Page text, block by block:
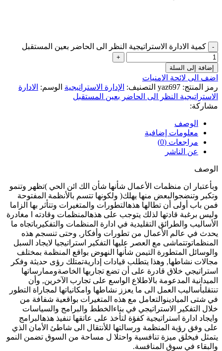
كمية الادارة الاستراتيجية النظر الى الحاضر بعين المستقبل
إضافة إلى السلة
اضف الى لائحة الامنيات
رمز المنتج: yaz697 التصنيف: الإدارة الاستراتيجية الوسم: الادارة
الاستراتيجية النظر الى الحاضر بعين المستقبل
مشاركة:
الوصف
معلومات إضافية
مراجعات (0)
عن الناشر
الوصف
وبأعتبار ان منظمات الأعمال شأنها شأن الك ائن الحي )تظهر وتنمو
وتكبر وتنضجوالبعض منها يهلك( ولكونها تتسم بالأنظمة المفتوحة
فمن باب أولى أن تطالها هذهالتطورات والمتغيرات وتتأثر بها الزاما
وليس برغبة قادتها لذلك يتوجب على هذهالمنظمات وقادته ا مغادرة
الأساليب والطرائق التقليدية في ادارة المنظمات والتفكيرباتجاه ما
يحدث في عالم الأعمال من تطورات وأفكار, وحتى تنسجم هذه
المنظماتوتتماشى مع العصر عليها التفكير استراتيجيا لايجاد السبل
والوسائل المتطورة التيمن شأنها النهوض بواقع المنظمة بمختلف
مجالات نشاطها, وهذا يتطلب قيادات إداريةتمتلك رؤى حديثة وفكر
استراتيجي خلاق قادرة على أن تضع تجاربها الخاصةوممارساتها
الميدانية المدعومة بالاطلاع الواسع على تجارب الآخرين, وأن
تنتقلبأساليب العمل الى ما يعزز نشاطها وامكانياتها لمجاراة التطور
في شتى الميادينوالتعامل مع هذه المتغيرات بواقعية شفافة من
خلال التفكير الاستراتيجي في بناءالخطط والبرامج والسياسات
وايجاد ادارة استراتيجية كفؤة لتأخذ على عاتقها تنفيذ هذهالبرامج
على وفق رؤية المنظمة ورسالتها للأنتقال الى شاطئ الأمان الذي
يتمثل فيخلق ميزة تنافسية واحتلا ل مساحة من السوق تضمن النمو
والبقاء في سوق المنافسة.